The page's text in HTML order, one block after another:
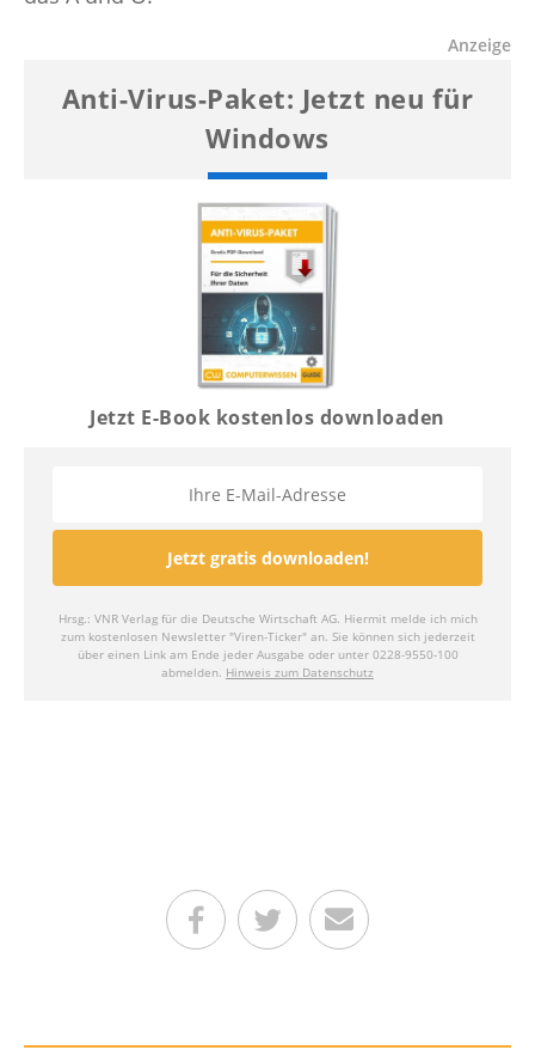
Teilen auf Facebook
Teilen auf Twitter
Per E-Mail senden